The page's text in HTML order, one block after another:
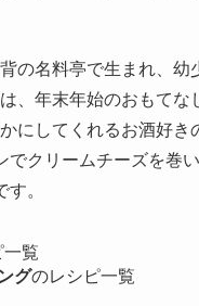
の名料亭で生まれ、
、年末年始のおもて
にしてくれるお酒好
でクリームチーズを巻
。
一覧
グのレシピ一覧